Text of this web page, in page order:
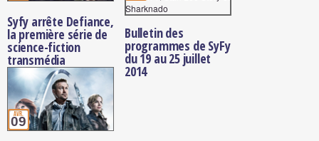
Syfy arrête Defiance,
la première série de
science-fiction
transmédia
Bulletin des
programmes de SyFy
du 19 au 25 juillet
2014
avr.
09